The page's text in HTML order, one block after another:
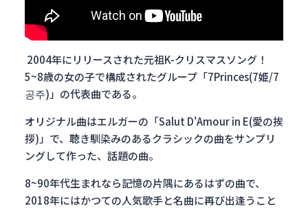
2004年にリリースされた元祖K-クリスマスソング！
5~8歳の女の子で構成されたグループ「7Princes(7姫/7
공주)」の代表曲である。
オリジナル曲はエルガーの「Salut D'Amour in E(愛の挨
拶)」で、聴き馴染みのあるクラシックの曲をサンプリ
ングして作った、話題の曲。
8~90年代生まれなら記憶の片隅にあるはずの曲で、
2018年にはかつての人気歌手と名曲に再び出逢うこと